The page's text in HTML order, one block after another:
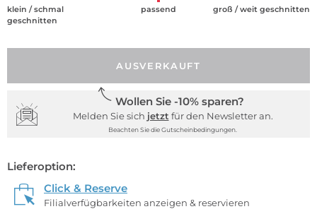
klein / schmal
geschnitten
passend groß / weit geschnitten
AUSVERKAUFT
Wollen Sie -10% sparen?
Melden Sie sich jetzt für den Newsletter an.
Beachten Sie die Gutscheinbedingungen.
Lieferoption:
Click & Reserve
Filialverfügbarkeiten anzeigen & reservieren